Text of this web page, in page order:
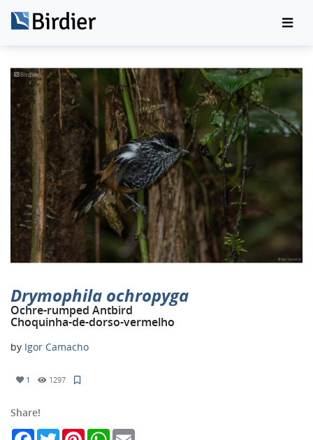
Drymophila ochropyga
Ochre-rumped Antbird
Choquinha-de-dorso-vermelho
by Igor Camacho
1 1297
Share!
FacebookTwitterPinterestWhatsApp